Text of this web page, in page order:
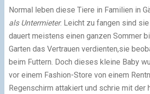
Normal leben diese Tiere in Familien in
als Untermieter. Leicht zu fangen sind
dauert meistens einen ganzen Sommer
Garten das Vertrauen verdienten,sie
beim Futtern. Doch dieses kleine Baby
vor einem Fashion-Store von einem
Regenschirm attakiert und schrie mit der